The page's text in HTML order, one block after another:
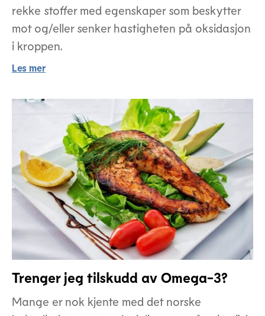
rekke stoffer med egenskaper som beskytter
mot og/eller senker hastigheten på oksidasjon
i kroppen.
Les mer
Trenger jeg tilskudd av Omega-3?
Mange er nok kjente med det norske